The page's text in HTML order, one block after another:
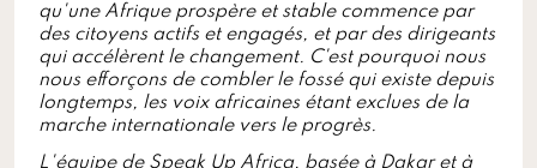
qu'une Afrique prospère et stable commence par
des citoyens actifs et engagés, et par des dirigeants
qui accélèrent le changement. C'est pourquoi nous
nous efforçons de combler le fossé qui existe depuis
longtemps, les voix africaines étant exclues de la
marche internationale vers le progrès.
L'équipe de Speak Up Africa, basée à Dakar et à